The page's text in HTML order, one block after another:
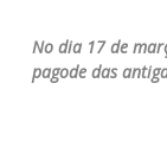
No dia 17 de
pagode das